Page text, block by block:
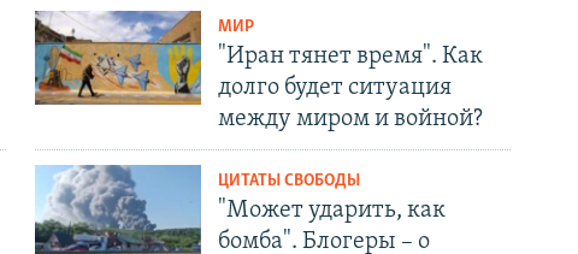
МИР
"Иран тянет время". Как
долго будет ситуация
между миром и войной?
ЦИТАТЫ СВОБОДЫ
"Может ударить, как
бомба". Блогеры – о